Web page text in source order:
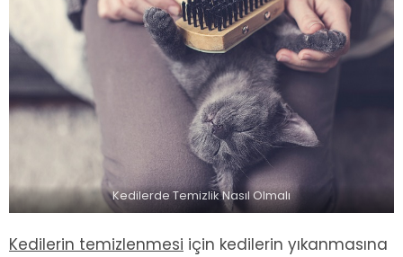
Kedilerde Temizlik Nasıl Olmalı
Kedilerin temizlenmesi için kedilerin yıkanmasına